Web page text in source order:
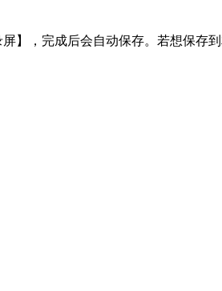
】，完成后会自动保存。若想保存